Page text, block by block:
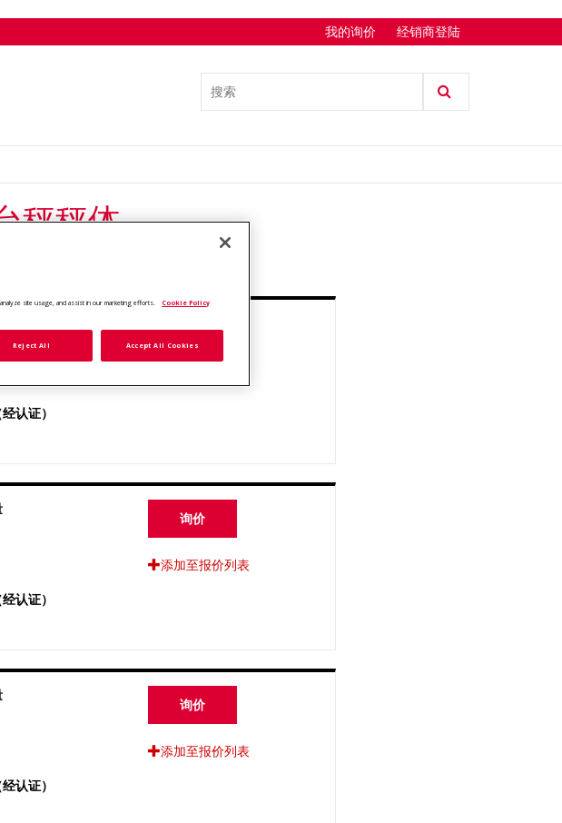
我的询价 经销商登陆
秤秤体
认证）
询价
认证）
询价
添加至报价列表
认证）
询价
添加至报价列表
site usage, and assist in our marketing efforts. Cookie Policy
Reject All Accept All Cookies